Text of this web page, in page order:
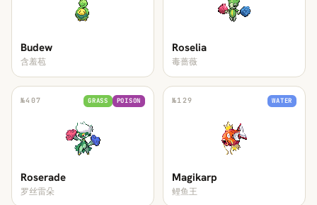
Budew
含羞苞
Roselia
毒蔷薇
№407 GRASS POISON
Roserade
罗丝雷朵
№129 WATER
Magikarp
鲤鱼王